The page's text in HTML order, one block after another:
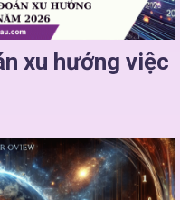
xu hướng việc